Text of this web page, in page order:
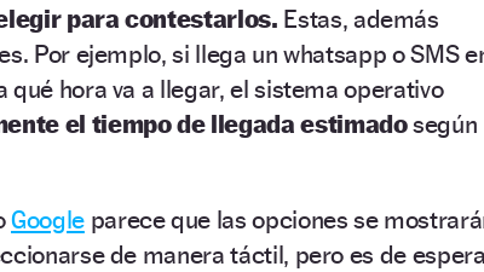
para contestarlos. Estas, además
Por ejemplo, si llega un whatsapp o SMS
hora va a llegar, el sistema operativo
el tiempo de llegada estimadosegún
Googleparece que las opciones se
de manera táctil, pero es de